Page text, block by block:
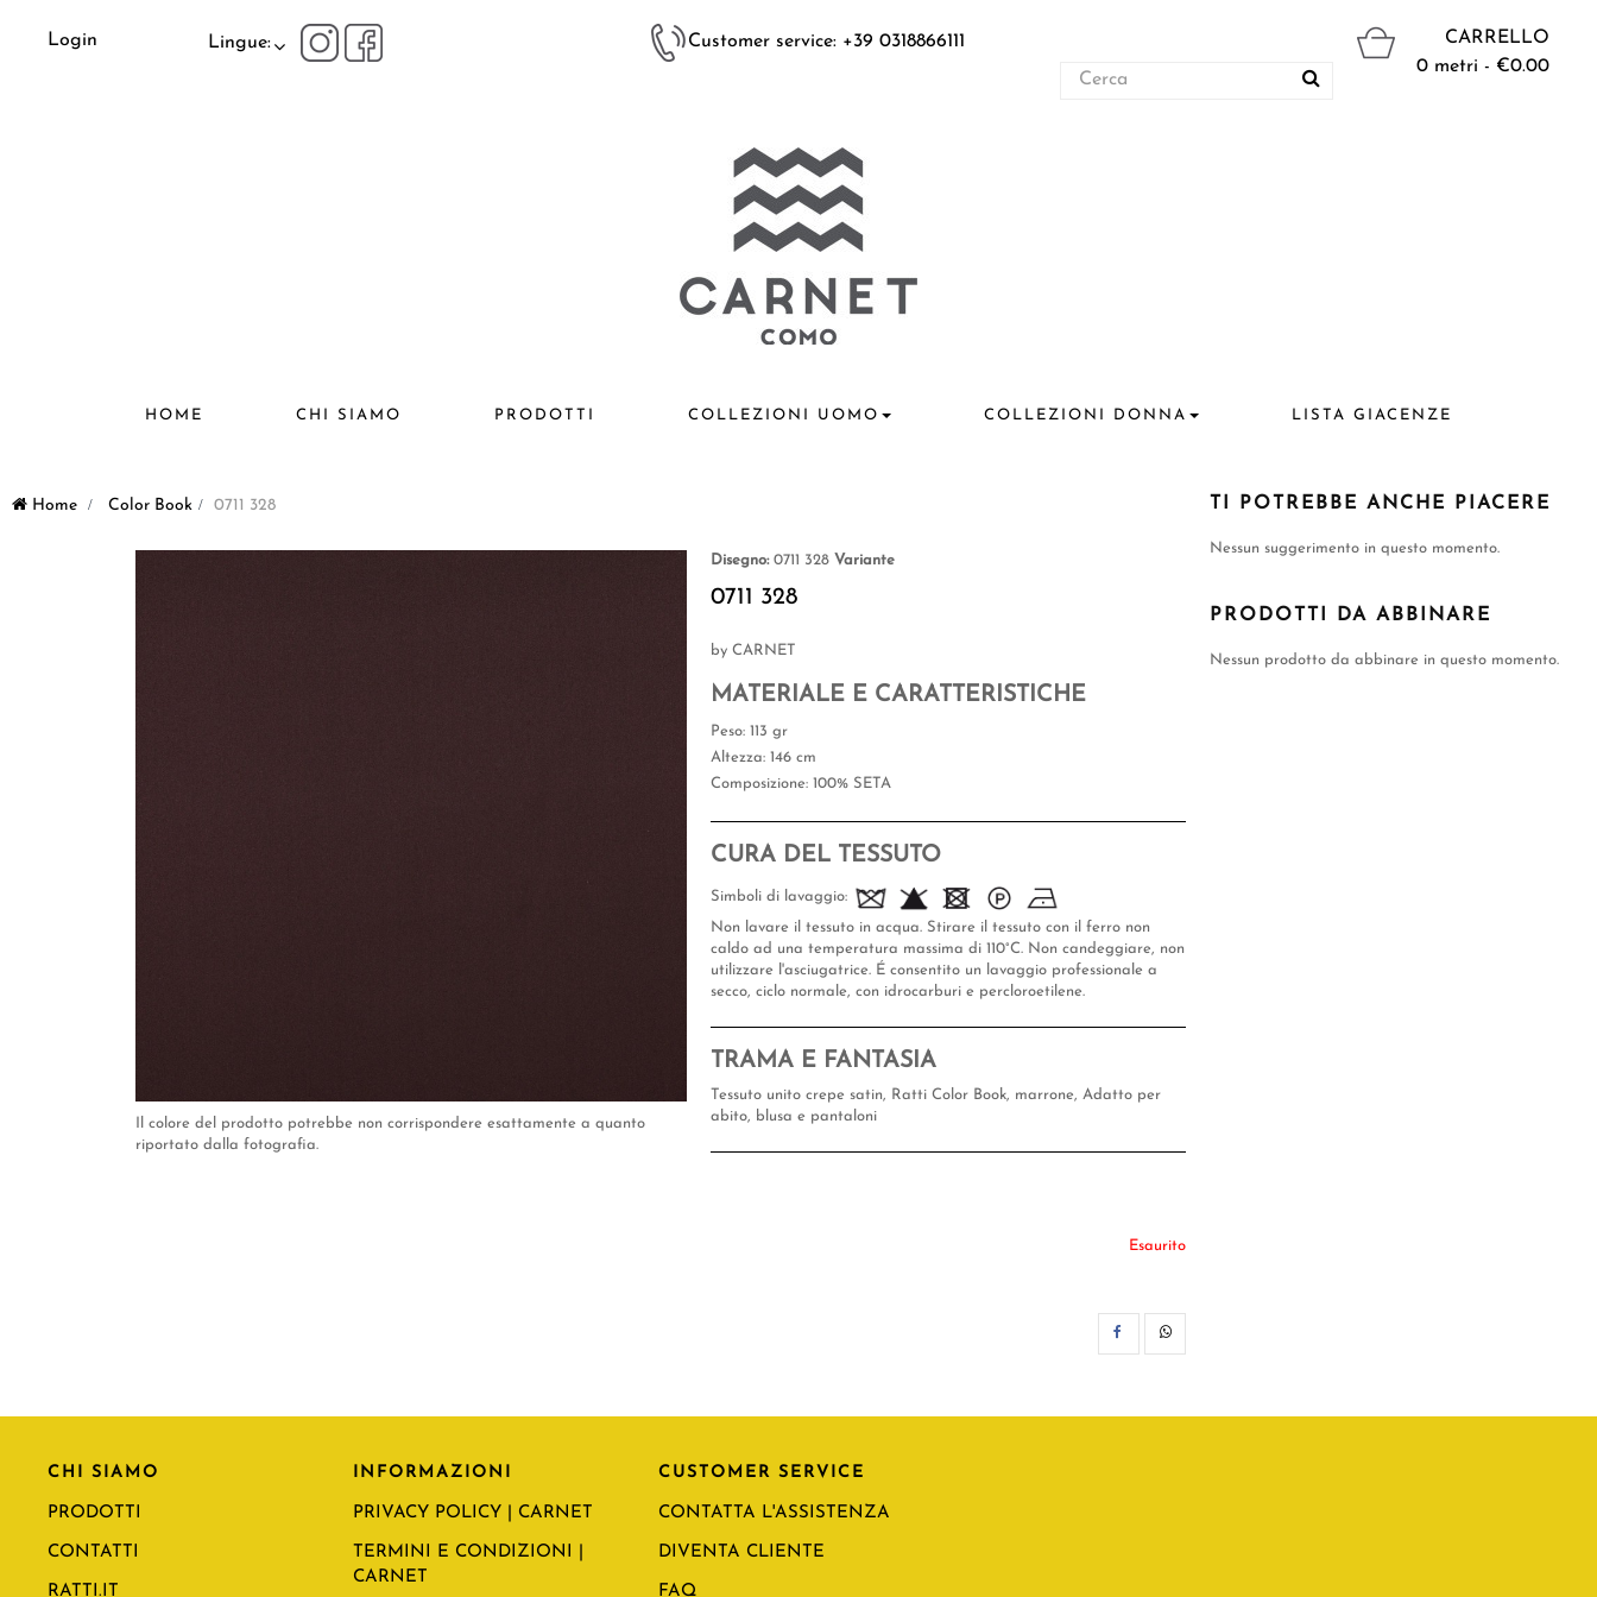
Login Lingue: Customer service: +39 0318866111
CARRELLO
0 metri - €0.00
HOME CHI SIAMO PRODOTTI COLLEZIONI UOMO COLLEZIONI DONNA LISTA GIACENZE
Home > Color Book > 0711 328
Il colore del prodotto potrebbe non corrispondere esattamente a quanto
riportato dalla fotografia.
Disegno: 0711 328 Variante
0711 328
by CARNET
MATERIALE E CARATTERISTICHE
Peso: 113 gr
Altezza: 146 cm
Composizione: 100% SETA
CURA DEL TESSUTO
Simboli di lavaggio:
Non lavare il tessuto in acqua. Stirare il tessuto con il ferro non
caldo ad una temperatura massima di 110°C. Non candeggiare, non
utilizzare l'asciugatrice. É consentito un lavaggio professionale a
secco, ciclo normale, con idrocarburi e percloroetilene.
TRAMA E FANTASIA
Tessuto unito crepe satin, Ratti Color Book, marrone, Adatto per
abito, blusa e pantaloni
Esaurito
CONDIVIDI
TI POTREBBE ANCHE PIACERE
Nessun suggerimento in questo momento.
PRODOTTI DA ABBINARE
Nessun prodotto da abbinare in questo momento.
CHI SIAMO
PRODOTTI
CONTATTI
RATTI.IT
INFORMAZIONI
PRIVACY POLICY | CARNET
TERMINI E CONDIZIONI |
CARNET
CUSTOMER SERVICE
CONTATTA L'ASSISTENZA
DIVENTA CLIENTE
FAQ